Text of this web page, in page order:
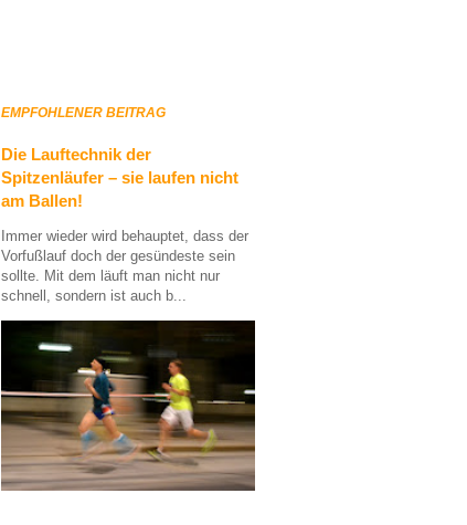
EMPFOHLENER BEITRAG
Die Lauftechnik der
Spitzenläufer – sie laufen nicht
am Ballen!
Immer wieder wird behauptet, dass der
Vorfußlauf doch der gesündeste sein
sollte. Mit dem läuft man nicht nur
schnell, sondern ist auch b...